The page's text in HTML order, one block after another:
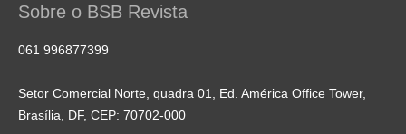
Sobre o BSB Revista
061 996877399
Setor Comercial Norte, quadra 01, Ed. América Office Tower,
Brasília, DF, CEP: 70702-000